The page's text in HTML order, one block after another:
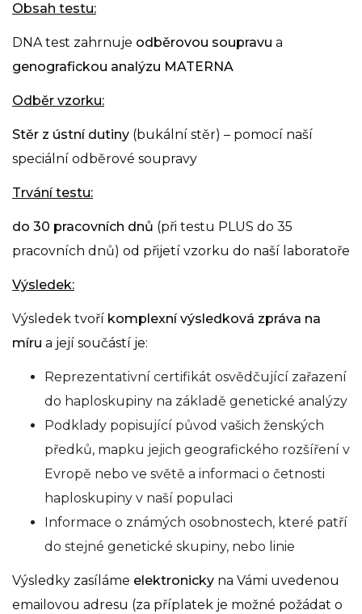
Obsah testu:
DNA test zahrnuje odběrovou soupravu a
genografickou analýzu MATERNA
Odběr vzorku:
Stěr z ústní dutiny (bukální stěr) – pomocí naší
speciální odběrové soupravy
Trvání testu:
do 30 pracovních dnů (při testu PLUS do 35
pracovních dnů) od přijetí vzorku do naší laboratoře
Výsledek:
Výsledek tvoří komplexní výsledková zpráva na
míru a její součástí je:
Reprezentativní certifikát osvědčující zařazení
do haploskupiny na základě genetické analýzy
Podklady popisující původ vašich ženských
předků, mapku jejich geografického rozšíření v
Evropě nebo ve světě a informaci o četnosti
haploskupiny v naší populaci
Informace o známých osobnostech, které patří
do stejné genetické skupiny, nebo linie
Výsledky zasíláme elektronicky na Vámi uvedenou
emailovou adresu (za příplatek je možné požádat o